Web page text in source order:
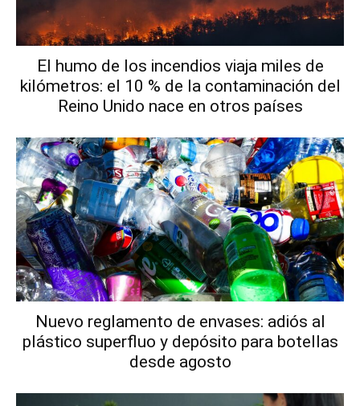
El humo de los incendios viaja miles de
kilómetros: el 10 % de la contaminación del
Reino Unido nace en otros países
Nuevo reglamento de envases: adiós al
plástico superfluo y depósito para botellas
desde agosto